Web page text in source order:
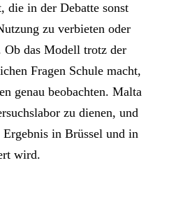
die in der Debatte sonst
zu verbieten oder
Ob das Modell trotz der
Fragen Schule macht,
genau beobachten. Malta
zu dienen, und
in Brüssel und in
wird.